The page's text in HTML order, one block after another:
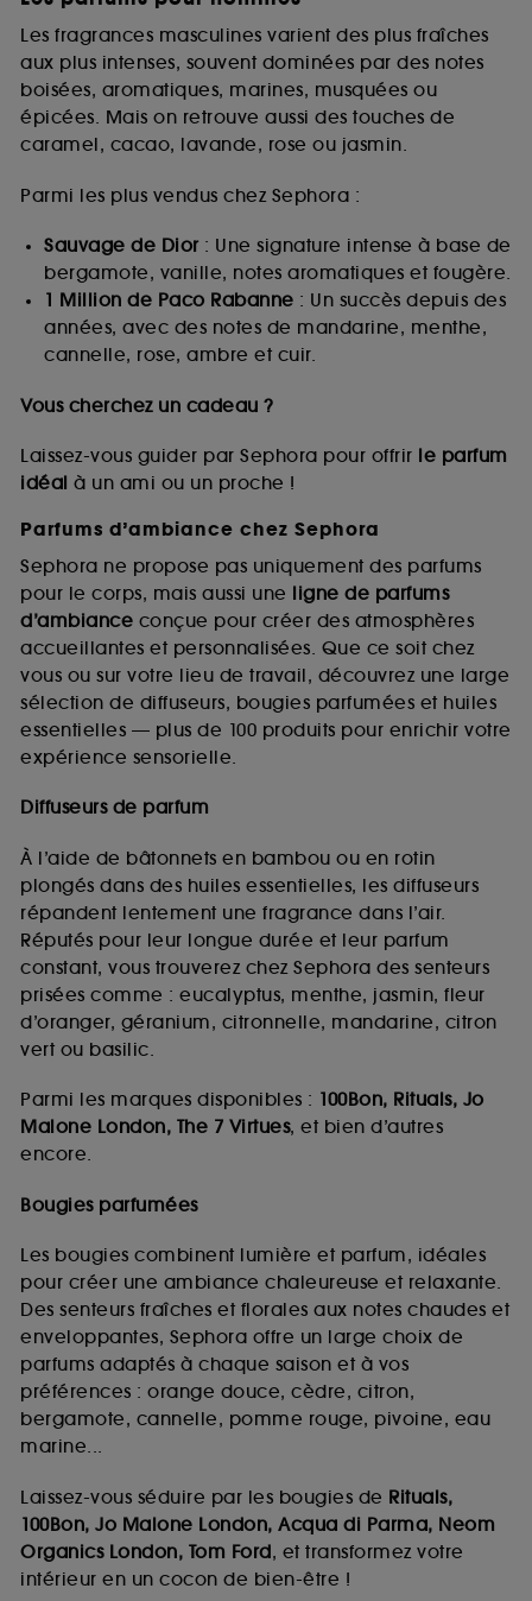
Les fragrances masculines varient des plus fraîches
aux plus intenses, souvent dominées par des notes
boisées, aromatiques, marines, musquées ou
épicées. Mais on retrouve aussi des touches de
caramel, cacao, lavande, rose ou jasmin.
Parmi les plus vendus chez Sephora :
Sauvage de Dior: Une signature intense à base de
bergamote, vanille, notes aromatiques et fougère.
1 Million de Paco Rabanne : Un succès depuis des
années, avec des notes de mandarine, menthe,
cannelle, rose, ambre et cuir.
Vous cherchez un cadeau ?
Laissez-vous guider par Sephora pour offrir le parfum
idéal à un ami ou un proche !
Parfums d’ambiance chez Sephora
Sephora ne propose pas uniquement des parfums
pour le corps, mais aussi une ligne de parfums
d’ambiance conçue pour créer des atmosphères
accueillantes et personnalisées. Que ce soit chez
vous ou sur votre lieu de travail, découvrez une large
sélection de diffuseurs, bougies parfumées et huiles
essentielles — plus de 100 produits pour enrichir votre
expérience sensorielle.
Diffuseurs de parfum
À l’aide de bâtonnets en bambou ou en rotin
plongés dans des huiles essentielles, les diffuseurs
répandent lentement une fragrance dans l’air.
Réputés pour leur longue durée et leur parfum
constant, vous trouverez chez Sephora des senteurs
prisées comme : eucalyptus, menthe, jasmin, fleur
d’oranger, géranium, citronnelle, mandarine, citron
vert ou basilic.
Parmi les marques disponibles : 100Bon, Rituals, Jo
Malone London, The 7 Virtues, et bien d’autres
encore.
Bougies parfumées
Les bougies combinent lumière et parfum, idéales
pour créer une ambiance chaleureuse et relaxante.
Des senteurs fraîches et florales aux notes chaudes et
enveloppantes, Sephora offre un large choix de
parfums adaptés à chaque saison et à vos
préférences : orange douce, cèdre, citron,
bergamote, cannelle, pomme rouge, pivoine, eau
marine...
Laissez-vous séduire par les bougies de Rituals,
100Bon, Jo Malone London, Acqua di Parma, Neom
Organics London, Tom Ford, et transformez votre
intérieur en un cocon de bien-être !